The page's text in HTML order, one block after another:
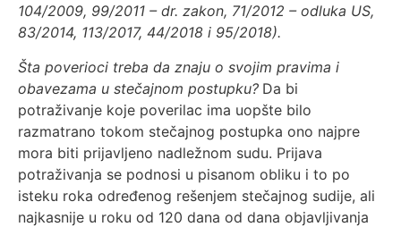
104/2009, 99/2011 – dr. zakon, 71/2012 – odluka US,
83/2014, 113/2017, 44/2018 i 95/2018).
Šta poverioci treba da znaju o svojim pravima i
obavezama u stečajnom postupku? Da bi
potraživanje koje poverilac ima uopšte bilo
razmatrano tokom stečajnog postupka ono najpre
mora biti prijavljeno nadležnom sudu. Prijava
potraživanja se podnosi u pisanom obliku i to po
isteku roka određenog rešenjem stečajnog sudije, ali
najkasnije u roku od 120 dana od dana objavljivanja